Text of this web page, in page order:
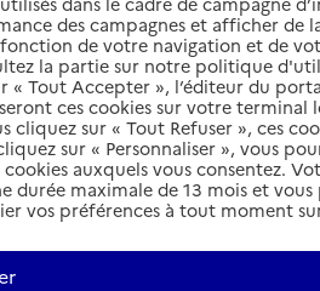
des campagnes et afficher de
fonction de votre navigation et de
la partie sur notre politique
« Tout Accepter », l’éditeur du
ces cookies sur votre terminal
cliquez sur « Tout Refuser », ces
sur « Personnaliser », vous
auxquels vous consentez.
durée maximale de 13 mois et
vos préférences à tout moment